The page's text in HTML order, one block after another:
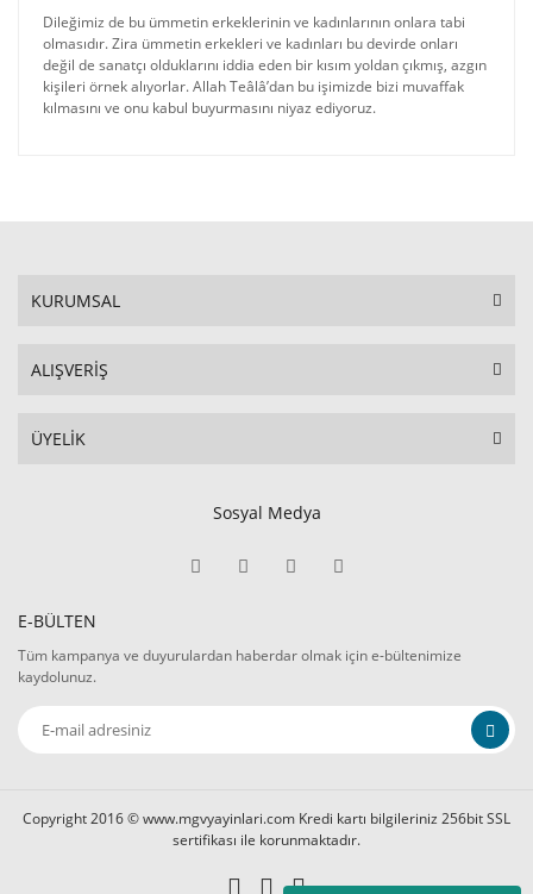
Dileğimiz de bu ümmetin erkeklerinin ve kadınlarının onlara tabi
olmasıdır. Zira ümmetin erkekleri ve kadınları bu devirde onları
değil de sanatçı olduklarını iddia eden bir kısım yoldan çıkmış, azgın
kişileri örnek alıyorlar. Allah Teâlâ’dan bu işimizde bizi muvaffak
kılmasını ve onu kabul buyurmasını niyaz ediyoruz.
KURUMSAL
ALIŞVERİŞ
ÜYELİK
Sosyal Medya
E-BÜLTEN
Tüm kampanya ve duyurulardan haberdar olmak için e-bültenimize
kaydolunuz.
Copyright 2016 © www.mgvyayinlari.com Kredi kartı bilgileriniz 256bit SSL
sertifikası ile korunmaktadır.